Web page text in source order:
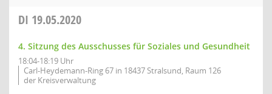
DI 19.05.2020
4. Sitzung des Ausschusses für Soziales und Gesundheit
18:04-18:19 Uhr
Carl-Heydemann-Ring 67 in 18437 Stralsund, Raum 126
der Kreisverwaltung